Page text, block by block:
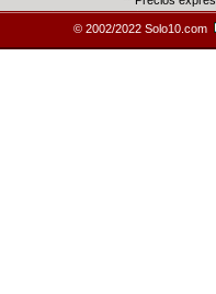
© 2002/2022 Solo10.com